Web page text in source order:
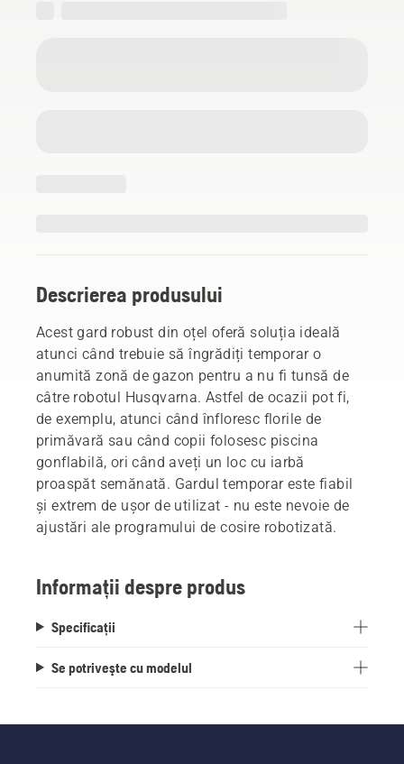
Descrierea produsului
Acest gard robust din oțel oferă soluția ideală
atunci când trebuie să îngrădiți temporar o
anumită zonă de gazon pentru a nu fi tunsă de
câtre robotul Husqvarna. Astfel de ocazii pot fi,
de exemplu, atunci când înfloresc florile de
primăvară sau când copii folosesc piscina
gonflabilă, ori când aveți un loc cu iarbă
proaspăt semănată. Gardul temporar este fiabil
și extrem de ușor de utilizat - nu este nevoie de
ajustări ale programului de cosire robotizată.
Informații despre produs
Specificații
Se potriveşte cu modelul